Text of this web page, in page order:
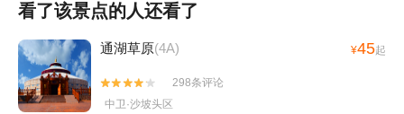
看了该景点的人还看了
通湖草原(4A) ¥45起


298条评论
中卫·沙坡头区